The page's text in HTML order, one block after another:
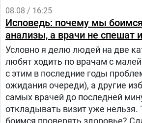
русскоязычную аудиторию,
людям в России, что на самом
Украине.
08.08 / 16:25
Исповедь: почему мы
анализы, а врачи не спешат
Условно я делю людей на две
любят ходить по врачам с
с этим в последние годы
ожидания очереди), а другие
самых врачей до последней
откладывать визит уже
боимся проверять здоровье?